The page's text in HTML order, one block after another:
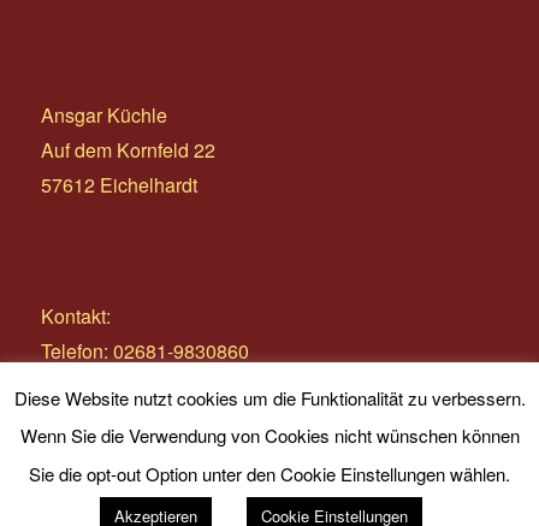
Ansgar Küchle
Auf dem Kornfeld 22
57612 Eichelhardt
Kontakt:
Telefon: 02681-9830860
E-Mail:
info@wildnistage.com
Diese Website nutzt cookies um die Funktionalität zu verbessern.
Wenn Sie die Verwendung von Cookies nicht wünschen können
Sie die opt-out Option unter den Cookie Einstellungen wählen.
Akzeptieren Cookie Einstellungen